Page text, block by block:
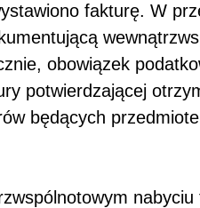
fakturę. W
obowiązek
potwierdzającej
będących
nabyciu